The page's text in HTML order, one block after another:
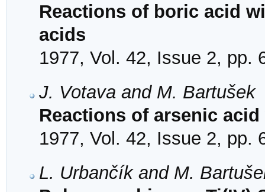
Reactions of boric acid
acids
1977, Vol. 42, Issue 2, pp.
J. Votava and M. Bartušek
Reactions of arsenic
1977, Vol. 42, Issue 2, pp.
L. Urbančík and M.